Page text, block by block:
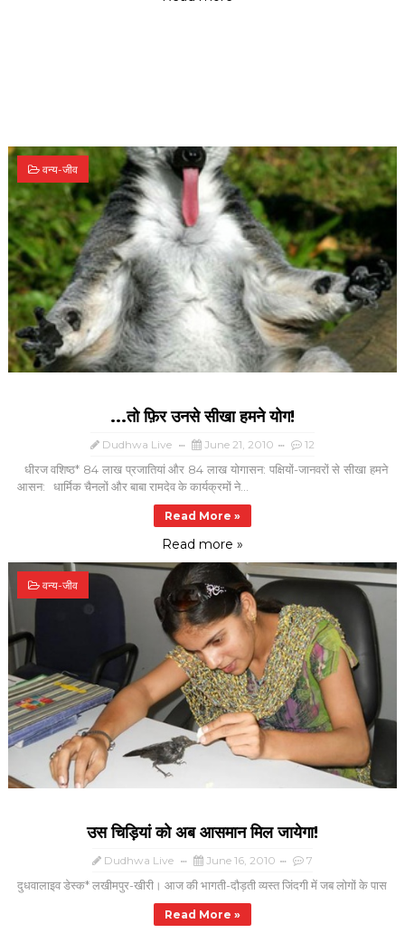
वन्य-जीव
...तो फ़िर उनसे सीखा हमने योग!
Dudhwa Live June 21, 2010 12
धीरज वशिष्ठ* 84 लाख प्रजातियां और 84 लाख योगासन: पक्षियों-जानवरों से सीखा हमने
आसन: धार्मिक चैनलों और बाबा रामदेव के कार्यक्रमों ने...
Read More »
Read more »
वन्य-जीव
उस चिड़ियां को अब आसमान मिल जायेगा!
Dudhwa Live June 16, 2010 7
दुधवालाइव डेस्क* लखीमपुर-खीरी। आज की भागती-दौड़ती व्यस्त जिंदगी में जब लोगों के पास
Read More »